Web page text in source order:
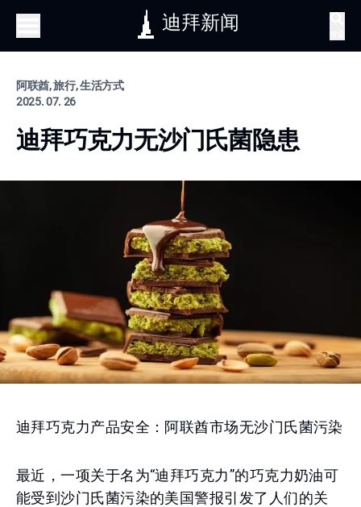
迪拜新闻
阿联酋, 旅行, 生活方式
2025. 07. 26
迪拜巧克力无沙门氏菌隐患
迪拜巧克力产品安全：阿联酋市场无沙门氏菌污染
最近，一项关于名为“迪拜巧克力”的巧克力奶油可
能受到沙门氏菌污染的美国警报引发了人们的关